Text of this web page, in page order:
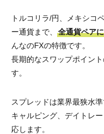
トルコリラ/円、メキシコ
ー通貨まで、全通貨ペア
んなのFXの特徴です。
長期的なスワップポイン
す。
スプレッドは業界最狭水
キャルピング、デイトレ
応します。